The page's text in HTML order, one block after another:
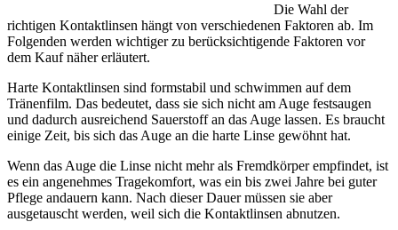
Die Wahl der
richtigen Kontaktlinsen hängt von verschiedenen Faktoren ab. Im
Folgenden werden wichtiger zu berücksichtigende Faktoren vor
dem Kauf näher erläutert.
Harte Kontaktlinsen sind formstabil und schwimmen auf dem
Tränenfilm. Das bedeutet, dass sie sich nicht am Auge festsaugen
und dadurch ausreichend Sauerstoff an das Auge lassen. Es braucht
einige Zeit, bis sich das Auge an die harte Linse gewöhnt hat.
Wenn das Auge die Linse nicht mehr als Fremdkörper empfindet, ist
es ein angenehmes Tragekomfort, was ein bis zwei Jahre bei guter
Pflege andauern kann. Nach dieser Dauer müssen sie aber
ausgetauscht werden, weil sich die Kontaktlinsen abnutzen.